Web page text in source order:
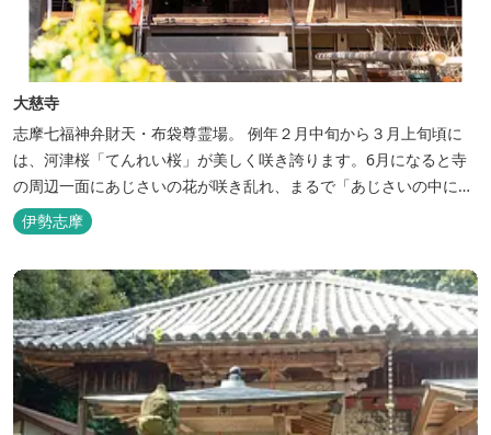
大慈寺
志摩七福神弁財天・布袋尊霊場。 例年２月中旬から３月上旬頃に
は、河津桜「てんれい桜」が美しく咲き誇ります。6月になると寺
の周辺一面にあじさいの花が咲き乱れ、まるで「あじさいの中に
寺」があるかのように見えることから、誰言うとなく「あじさい
寺」と呼ばれている。 この寺の本当の名は「法雨山大慈寺」と呼
物は絵画「涅槃図」ですが一般公...
伊勢志摩